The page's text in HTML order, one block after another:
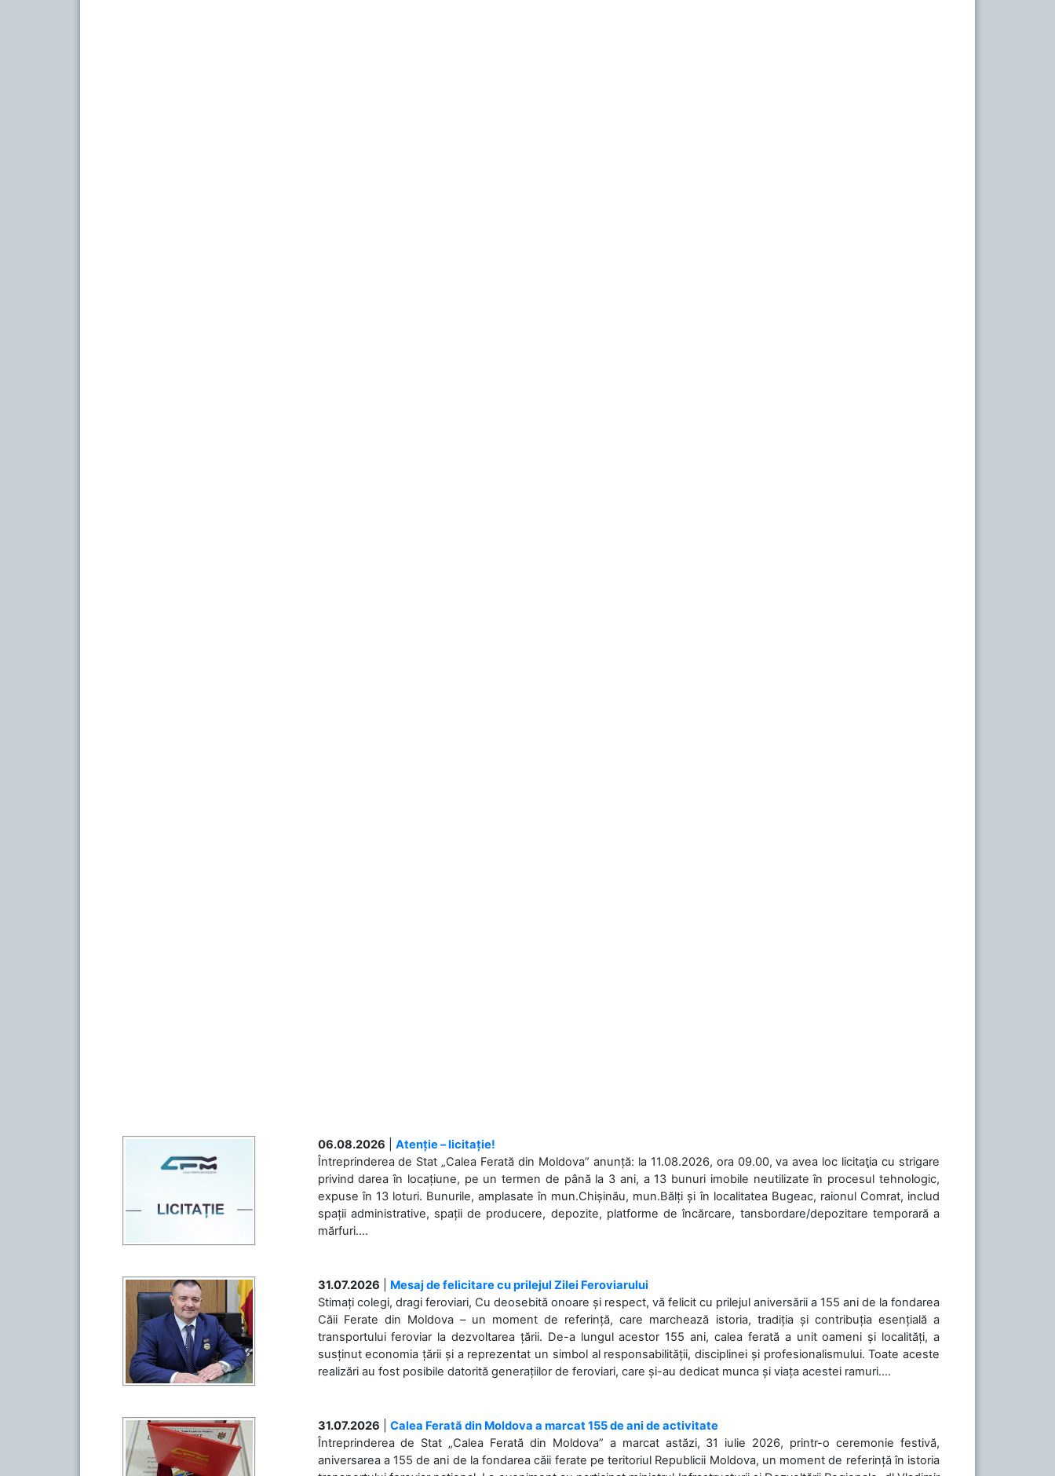
06.08.2026
Atenție – licitație!
Întreprinderea de Stat „Calea Ferată din Moldova” anunță: la 11.08.2026, ora 09.00, va avea loc licitaţia cu strigare
privind darea în locațiune, pe un termen de până la 3 ani, a 13 bunuri imobile neutilizate în procesul tehnologic,
expuse în 13 loturi. Bunurile, amplasate în mun.Chișinău, mun.Bălți și în localitatea Bugeac, raionul Comrat, includ
spații administrative, spații de producere, depozite, platforme de încărcare, tansbordare/depozitare temporară a
mărfuri....
31.07.2026
Mesaj de felicitare cu prilejul Zilei Feroviarului
Stimați colegi, dragi feroviari, Cu deosebită onoare și respect, vă felicit cu prilejul aniversării a 155 ani de la fondarea
Căii Ferate din Moldova – un moment de referință, care marchează istoria, tradiția și contribuția esențială a
transportului feroviar la dezvoltarea țării. De-a lungul acestor 155 ani, calea ferată a unit oameni și localități, a
susținut economia țării și a reprezentat un simbol al responsabilității, disciplinei și profesionalismului. Toate aceste
realizări au fost posibile datorită generațiilor de feroviari, care și-au dedicat munca și viața acestei ramuri....
31.07.2026
Calea Ferată din Moldova a marcat 155 de ani de activitate
Întreprinderea de Stat „Calea Ferată din Moldova” a marcat astăzi, 31 iulie 2026, printr-o ceremonie festivă,
aniversarea a 155 de ani de la fondarea căii ferate pe teritoriul Republicii Moldova, un moment de referință în istoria